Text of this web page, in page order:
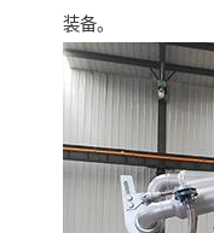
装备。